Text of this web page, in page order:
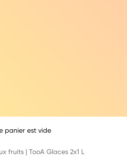
panier est vide
fruits | TooA Glaces 2x1 L